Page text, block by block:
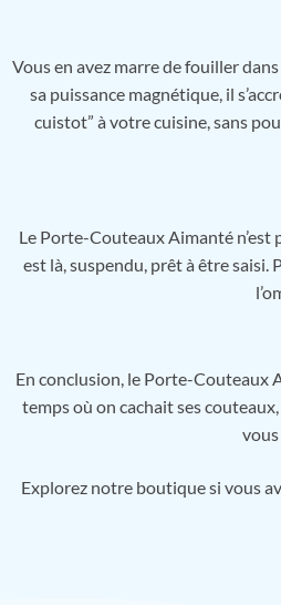
Vous en avez marre de fouiller
sa puissance magnétique, il
cuistot” à votre cuisine, sans
Le Porte-Couteaux Aimanté n’est
est là, suspendu, prêt à être
En conclusion, le Porte-Couteaux
temps où on cachait ses
vous
Explorez notre boutique si vous